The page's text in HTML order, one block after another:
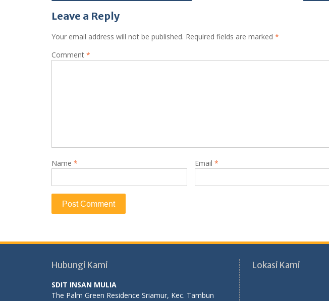
Leave a Reply
Your email address will not be published. Required fields are marked *
Comment *
Name * Email *
Hubungi Kami
SDIT INSAN MULIA
The Palm Green Residence Sriamur, Kec. Tambun
Lokasi Kami